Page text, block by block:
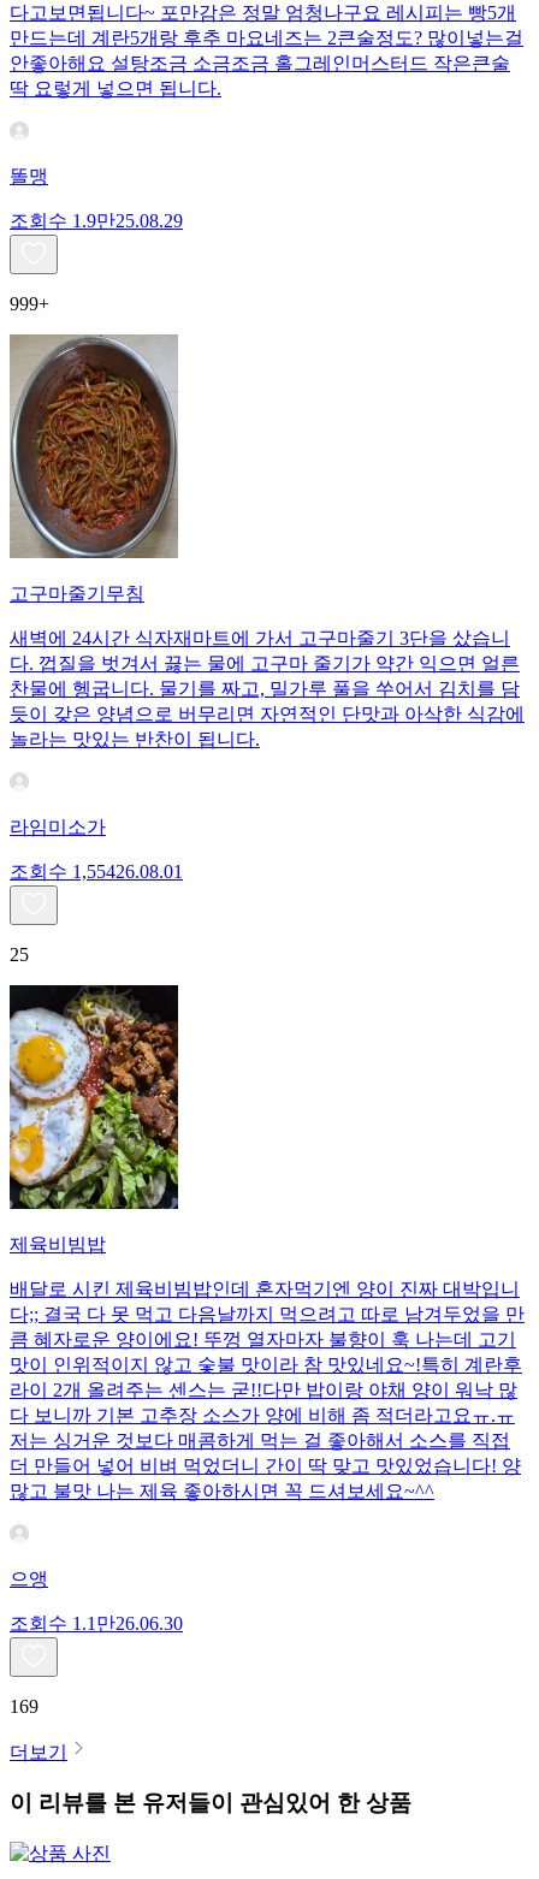
다고보면됩니다~ 포만감은 정말 엄청나구요 레시피는 빵5개
만드는데 계란5개랑 후추 마요네즈는 2큰술정도? 많이넣는걸
안좋아해요 설탕조금 소금조금 홀그레인머스터드 작은큰술
딱 요렇게 넣으면 됩니다.
똘맹
조회수 1.9만25.08.29
999+
고구마줄기무침
새벽에 24시간 식자재마트에 가서 고구마줄기 3단을 샀습니
다. 껍질을 벗겨서 끓는 물에 고구마 줄기가 약간 익으면 얼른
찬물에 헹굽니다. 물기를 짜고, 밀가루 풀을 쑤어서 김치를 담
듯이 갖은 양념으로 버무리면 자연적인 단맛과 아삭한 식감에
놀라는 맛있는 반찬이 됩니다.
라임미소가
조회수 1,55426.08.01
25
제육비빔밥
배달로 시킨 제육비빔밥인데 혼자먹기엔 양이 진짜 대박입니
다;; 결국 다 못 먹고 다음날까지 먹으려고 따로 남겨두었을 만
큼 혜자로운 양이에요! 뚜껑 열자마자 불향이 훅 나는데 고기
맛이 인위적이지 않고 숯불 맛이라 참 맛있네요~!특히 계란후
라이 2개 올려주는 센스는 굳!! ​다만 밥이랑 야채 양이 워낙 많
다 보니까 기본 고추장 소스가 양에 비해 좀 적더라고요ㅠ.ㅠ
저는 싱거운 것보다 매콤하게 먹는 걸 좋아해서 소스를 직접
더 만들어 넣어 비벼 먹었더니 간이 딱 맞고 맛있었습니다! 양
많고 불맛 나는 제육 좋아하시면 꼭 드셔보세요~^^
으앵
조회수 1.1만26.06.30
169
더보기
이 리뷰를 본 유저들이 관심있어 한 상품